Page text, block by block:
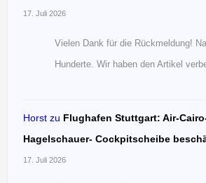
17. Juli 2026
Vielen Dank für die Rückmeldung!
Hunderte. Wir haben den Artikel
Horst zu Flughafen Stuttgart: Air-
Hagelschauer- Cockpitscheibe
17. Juli 2026